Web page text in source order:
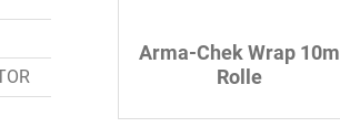
Arma-Chek Wrap 10m
Rolle